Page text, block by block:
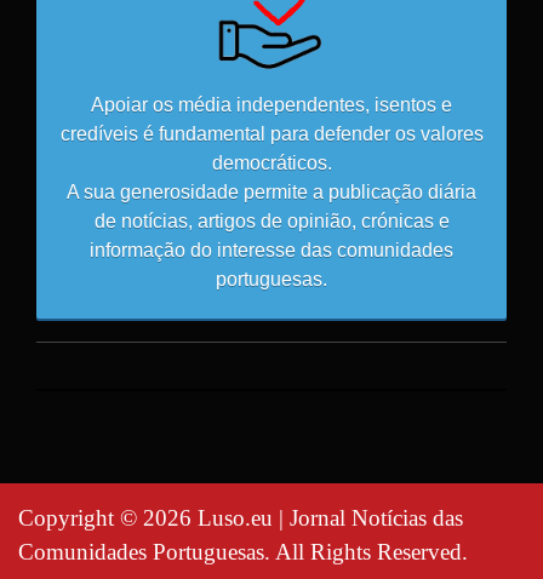
Apoiar os média independentes, isentos e
credíveis é fundamental para defender os valores
democráticos.
A sua generosidade permite a publicação diária
de notícias, artigos de opinião, crónicas e
informação do interesse das comunidades
portuguesas.
Copyright © 2026 Luso.eu | Jornal Notícias das
Comunidades Portuguesas. All Rights Reserved.